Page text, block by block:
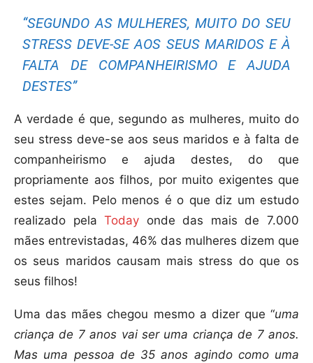
“SEGUNDO AS MULHERES, MUITO DO SEU
STRESS DEVE-SE AOS SEUS MARIDOS E À
FALTA DE COMPANHEIRISMO E AJUDA
DESTES”
A verdade é que, segundo as mulheres, muito do
seu stress deve-se aos seus maridos e à falta de
companheirismo e ajuda destes, do que
propriamente aos filhos, por muito exigentes que
estes sejam. Pelo menos é o que diz um estudo
realizado pelaToday onde das mais de 7.000
mães entrevistadas, 46% das mulheres dizem que
os seus maridos causam mais stress do que os
seus filhos!
Uma das mães chegou mesmo a dizer que “uma
criança de 7 anos vai ser uma criança de 7 anos.
Mas uma pessoa de 35 anos agindo como uma